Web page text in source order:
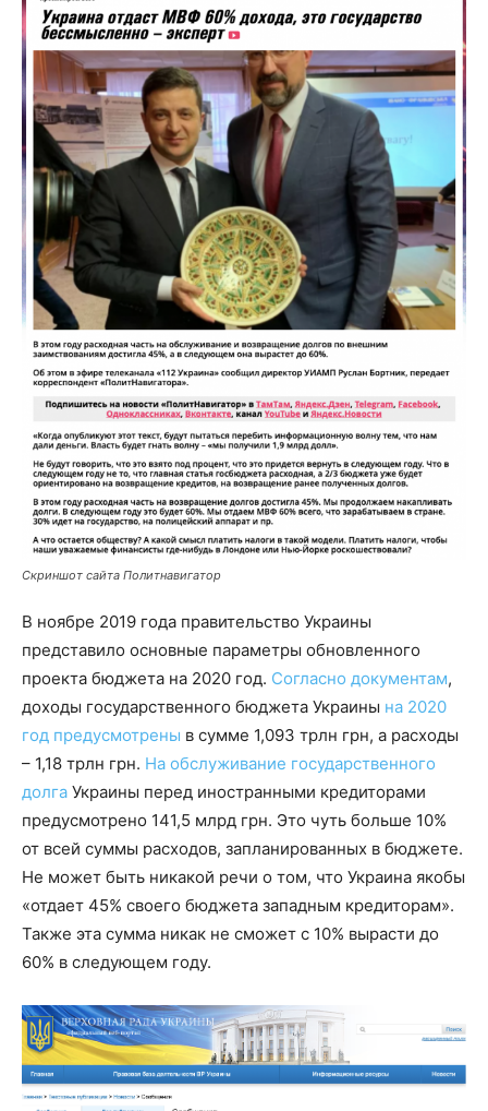
Скриншот сайта Политнавигатор
В ноябре 2019 года правительство Украины
представило основные параметры обновленного
проекта бюджета на 2020 год. Согласно документам,
доходы государственного бюджета Украины на 2020
год предусмотрены в сумме 1,093 трлн грн, а расходы
– 1,18 трлн грн. На обслуживание государственного
долга Украины перед иностранными кредиторами
предусмотрено 141,5 млрд грн. Это чуть больше 10%
от всей суммы расходов, запланированных в бюджете.
Не может быть никакой речи о том, что Украина якобы
«отдает 45% своего бюджета западным кредиторам».
Также эта сумма никак не сможет с 10% вырасти до
60% в следующем году.